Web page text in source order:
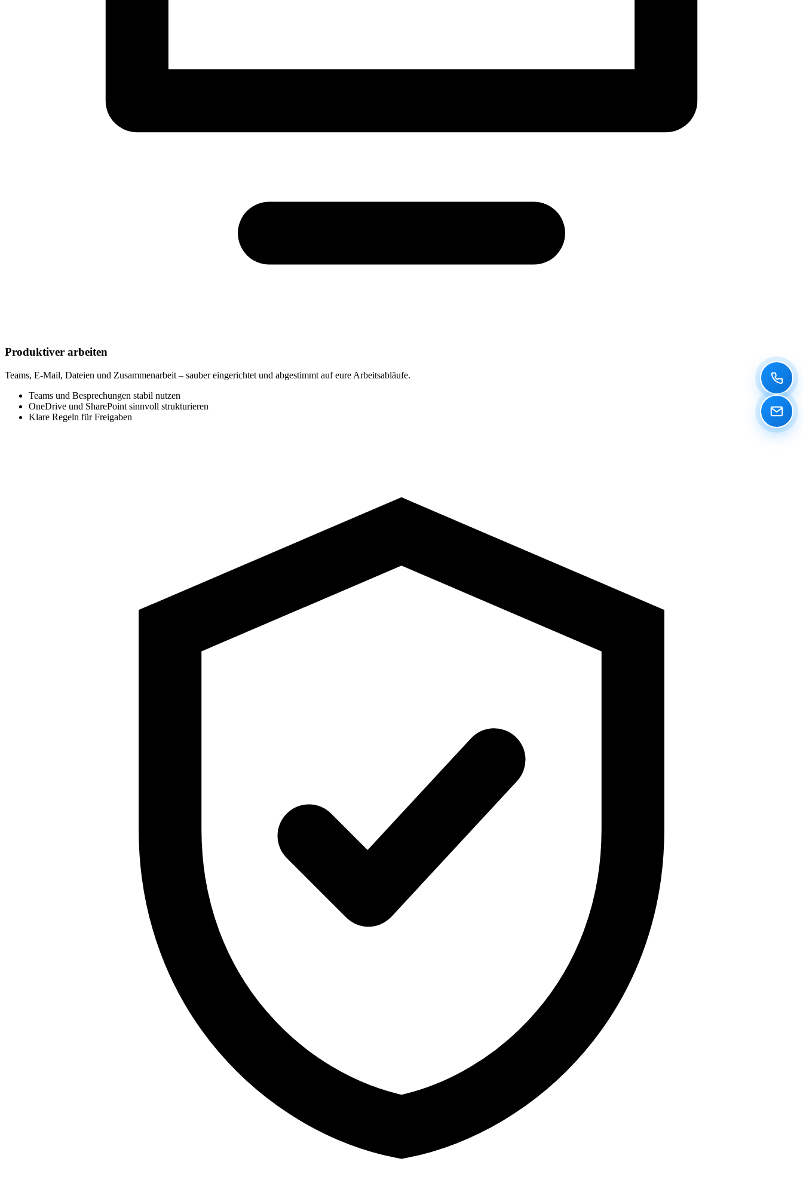
Produktiver arbeiten
Teams, E-Mail, Dateien und Zusammenarbeit – sauber eingerichtet und abgestimmt auf eure Arbeitsabläufe.
Teams und Besprechungen stabil nutzen
OneDrive und SharePoint sinnvoll strukturieren
Klare Regeln für Freigaben